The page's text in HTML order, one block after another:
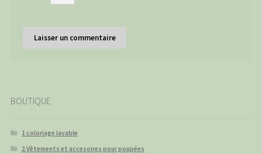
BOUTIQUE
1 coloriage lavable
2 Vêtements et accesoires pour poupées